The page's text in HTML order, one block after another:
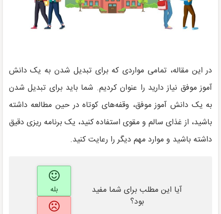
در این مقاله، تمامی مواردی که برای تبدیل شدن به یک دانش
آموز موفق نیاز دارید را عنوان کردیم. شما باید برای تبدیل شدن
به یک دانش آموز موفق، وقفه‌های کوتاه در حین مطالعه داشته
باشید، از غذای سالم و مقوی استفاده کنید، یک برنامه ریزی دقیق
داشته باشید و موارد مهم دیگر را رعایت کنید.
آیا این مطلب برای شما مفید
بود؟
بله